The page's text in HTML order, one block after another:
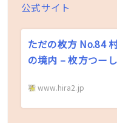
公式サイト
ただの枚方 No.84
の境内 – 枚方つー
www.hira2.jp